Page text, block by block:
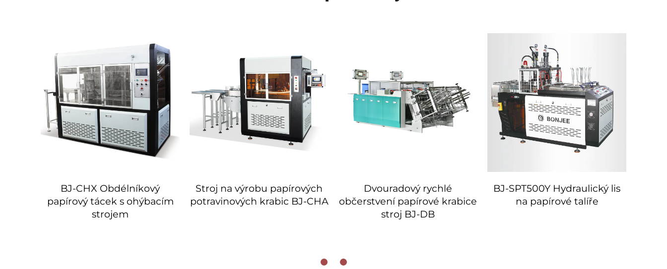
BJ-CHX Obdélníkový
papírový tácek s ohýbacím
strojem
Stroj na výrobu papírových
potravinových krabic BJ-CHA
Dvouradový rychlé
občerstvení papírové krabice
stroj BJ-DB
BJ-SPT500Y Hydraulický lis
na papírové talíře